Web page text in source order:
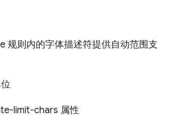
规则内的字体描述符提供自动范围支
limit-chars 属性